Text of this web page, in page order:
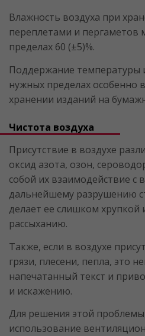
Влажность воздуха при
переплетами и пергаметов
пределах 60 (±5)%.
Поддержание температуры
нужных пределах особенно
хранении изданий на
Чистота воздуха
Присутствие в воздухе
оксид азота, озон,
собой их взаимодействие с
дальнейшему разрушению
делает ее слишком хрупкой
рассыханию.
Также, если в воздухе
грязи, плесени, пепла, это
напечатанный текст и
и искажению.
Для решения этой
использование